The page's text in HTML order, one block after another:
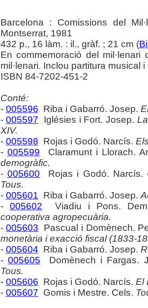
Barcelona : Comissions del
Montserrat, 1981
432 p., 16 làm. : il., gràf. ; 21 cm (
En commemoració del
mil·lenari. Inclou partitura musical
ISBN 84-7202-451-2
Conté:
- 005596 Riba i Gabarró. Josep.
-005597 Iglésies i Fort. Josep.
XIV.
- 005598 Rojas i Godó. Narcís.
- 005599 Claramunt i Llorach.
demogràfic.
- 005600 Rojas i Godó. Narcís.
Tous.
- 005601 Riba i Gabarró. Josep.
- 005602 Viadiu i Pons.
cooperativa agropecuària.
-005603 Pascual i Domènech.
monetària i exacció fiscal (1833-
- 005604 Riba i Gabarró. Josep.
- 005605 Domènech i Fargas.
Tous.
- 005606 Rojas i Godó. Narcís. El
- 005607 Gomis i Mestre. Cels.